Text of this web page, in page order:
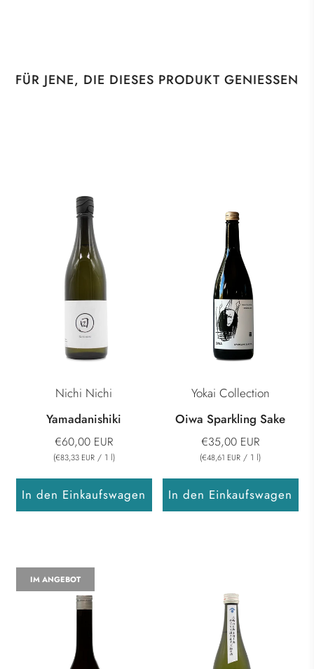
FÜR JENE, DIE DIESES PRODUKT GENIESSEN
Nichi Nichi
Yamadanishiki
€60,00 EUR
(€83,33 EUR / 1 l)
In den Einkaufswagen
Yokai Collection
Oiwa Sparkling Sake
€35,00 EUR
(€48,61 EUR / 1 l)
In den Einkaufswagen
IM ANGEBOT